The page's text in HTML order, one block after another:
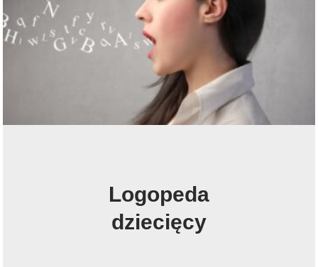
Logopeda
dziecięcy